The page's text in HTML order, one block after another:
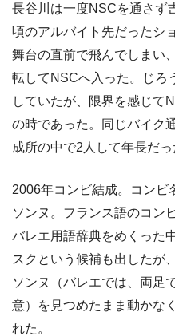
長谷川は一度NSCを通さず
頃のアルバイト先だったシ
舞台の直前で飛んでしまい
転してNSCへ入った。じろ
していたが、限界を感じて
の時であった。同じバイク
成所の中で2人して年長だ
2006年コンビ結成。コンビ
ソンヌ。フランス語のコン
バレエ用語辞典をめくった
スクという候補も出したが
ソンヌ（バレエでは、両足
意）を見つめたまま動かな
れた。